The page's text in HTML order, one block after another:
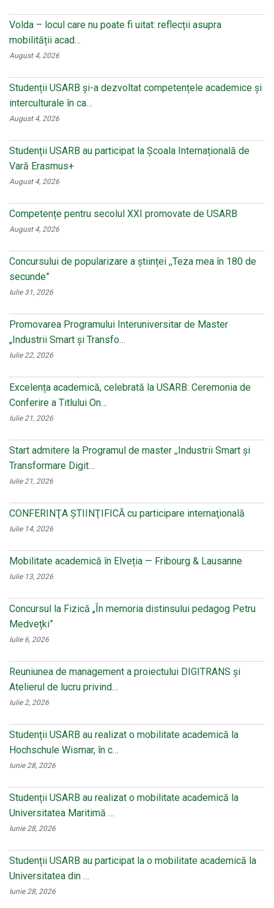
Volda – locul care nu poate fi uitat: reflecții asupra
mobilității acad…
August 4, 2026
Studenții USARB și-a dezvoltat competențele academice și
interculturale în ca…
August 4, 2026
Studenții USARB au participat la Școala Internațională de
Vară Erasmus+
August 4, 2026
Competențe pentru secolul XXI promovate de USARB
August 4, 2026
Concursului de popularizare a științei ,,Teza mea în 180 de
secunde”
Iulie 31, 2026
Promovarea Programului Interuniversitar de Master
„Industrii Smart și Transfo…
Iulie 22, 2026
Excelența academică, celebrată la USARB: Ceremonia de
Conferire a Titlului On…
Iulie 21, 2026
Start admitere la Programul de master ,,Industrii Smart și
Transformare Digit…
Iulie 21, 2026
CONFERINŢA ŞTIINŢIFICĂ cu participare internaţională
Iulie 14, 2026
Mobilitate academică în Elveția — Fribourg & Lausanne
Iulie 13, 2026
Concursul la Fizică „În memoria distinsului pedagog Petru
Medvețki”
Iulie 6, 2026
Reuniunea de management a proiectului DIGITRANS și
Atelierul de lucru privind…
Iulie 2, 2026
Studenții USARB au realizat o mobilitate academică la
Hochschule Wismar, în c…
Iunie 28, 2026
Studenții USARB au realizat o mobilitate academică la
Universitatea Maritimă …
Iunie 28, 2026
Studenții USARB au participat la o mobilitate academică la
Universitatea din …
Iunie 28, 2026